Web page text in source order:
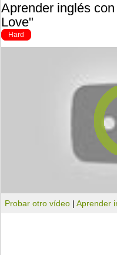
Aprender inglés
Love"
Hard
Probar otro vídeo |Aprender